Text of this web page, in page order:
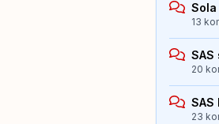
Sola
13
SAS
20
SAS
23